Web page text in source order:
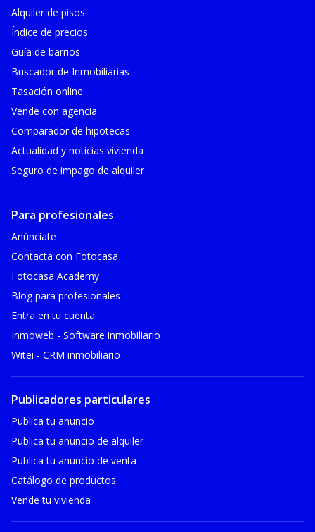
Alquiler de pisos
Índice de precios
Guía de barrios
Buscador de Inmobiliarias
Tasación online
Vende con agencia
Comparador de hipotecas
Actualidad y noticias vivienda
Seguro de impago de alquiler
Para profesionales
Anúnciate
Contacta con Fotocasa
Fotocasa Academy
Blog para profesionales
Entra en tu cuenta
Inmoweb - Software inmobiliario
Witei - CRM inmobiliario
Publicadores particulares
Publica tu anuncio
Publica tu anuncio de alquiler
Publica tu anuncio de venta
Catálogo de productos
Vende tu vivienda